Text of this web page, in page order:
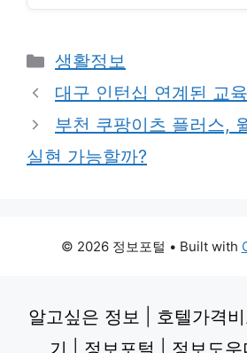
Categories
생활정보
대구 인턴십 연계된 교
부천 쿠팡이츠 플러스,
실현 가능할까?
© 2026 정보포털 • Built with
알고싶은 정보 호텔가격
기
정보포털 정보도우